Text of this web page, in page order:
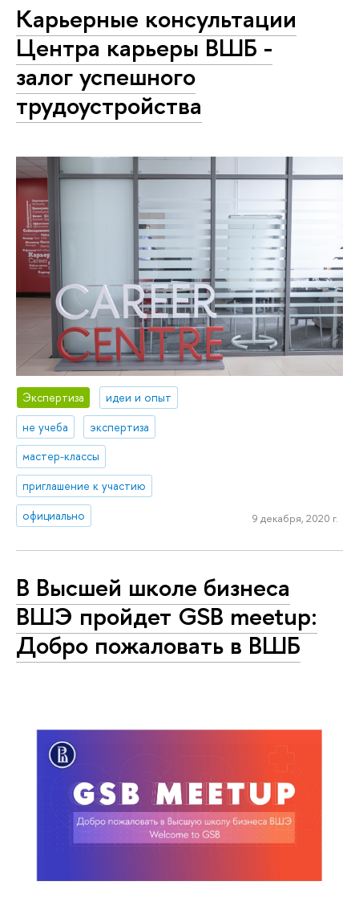
Карьерные консультации
Центра карьеры ВШБ -
залог успешного
трудоустройства
Экспертиза
идеи и опыт
не учеба
экспертиза
мастер-классы
приглашение к участию
официально
9 декабря, 2020 г.
В Высшей школе бизнеса
ВШЭ пройдет GSB meetup:
Добро пожаловать в ВШБ